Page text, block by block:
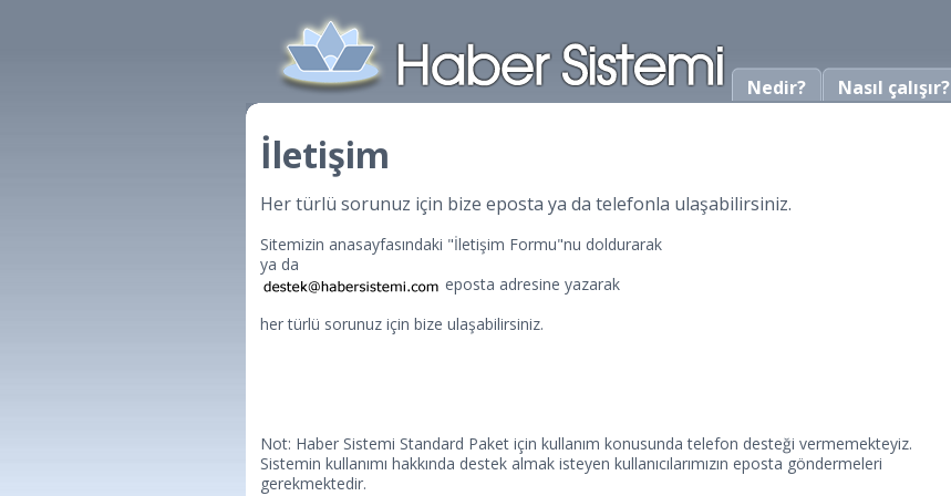
Nedir? Nasıl çalışır?
İletişim
Her türlü sorunuz için bize eposta ya da telefonla ulaşabilirsiniz.
Sitemizin anasayfasındaki "İletişim Formu"nu doldurarak
ya da
eposta adresine yazarak
her türlü sorunuz için bize ulaşabilirsiniz.
Not: Haber Sistemi Standard Paket için kullanım konusunda telefon desteği vermemekteyiz.
Sistemin kullanımı hakkında destek almak isteyen kullanıcılarımızın eposta göndermeleri
gerekmektedir.